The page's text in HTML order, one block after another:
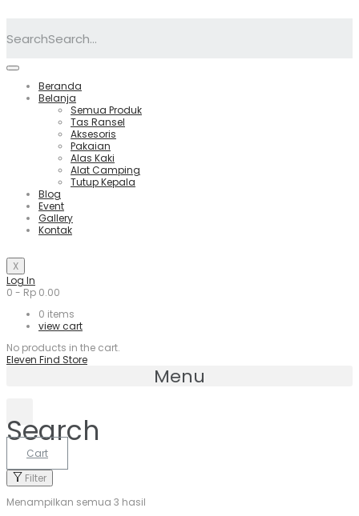
Search
Beranda
Belanja
Semua Produk
Tas Ransel
Aksesoris
Pakaian
Alas Kaki
Alat Camping
Tutup Kepala
Blog
Event
Gallery
Kontak
X
Log In
0 - Rp 0.00
0 items
view cart
No products in the cart.
Eleven Find Store
Menu
Search
Cart
Filter
Menampilkan semua 3 hasil